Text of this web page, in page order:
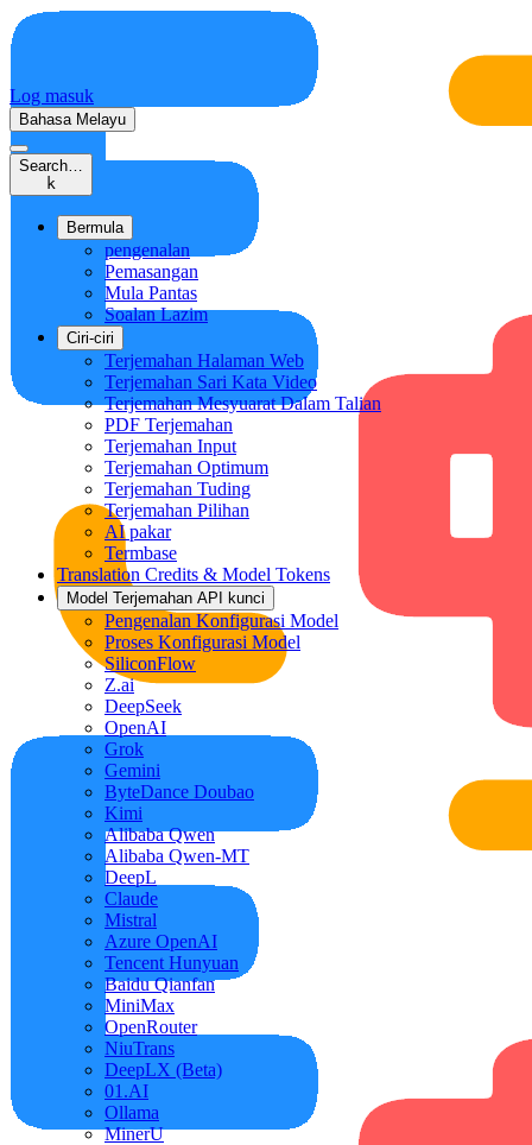
Log masuk
Bahasa Melayu
Search…
k
Bermula
pengenalan
Pemasangan
Mula Pantas
Soalan Lazim
Ciri-ciri
Terjemahan Halaman Web
Terjemahan Sari Kata Video
Terjemahan Mesyuarat Dalam Talian
PDF Terjemahan
Terjemahan Input
Terjemahan Optimum
Terjemahan Tuding
Terjemahan Pilihan
AI pakar
Termbase
Translation Credits & Model Tokens
Model Terjemahan API kunci
Pengenalan Konfigurasi Model
Proses Konfigurasi Model
SiliconFlow
Z.ai
DeepSeek
OpenAI
Grok
Gemini
ByteDance Doubao
Kimi
Alibaba Qwen
Alibaba Qwen-MT
DeepL
Claude
Mistral
Azure OpenAI
Tencent Hunyuan
Baidu Qianfan
MiniMax
OpenRouter
NiuTrans
DeepLX (Beta)
01.AI
Ollama
MinerU